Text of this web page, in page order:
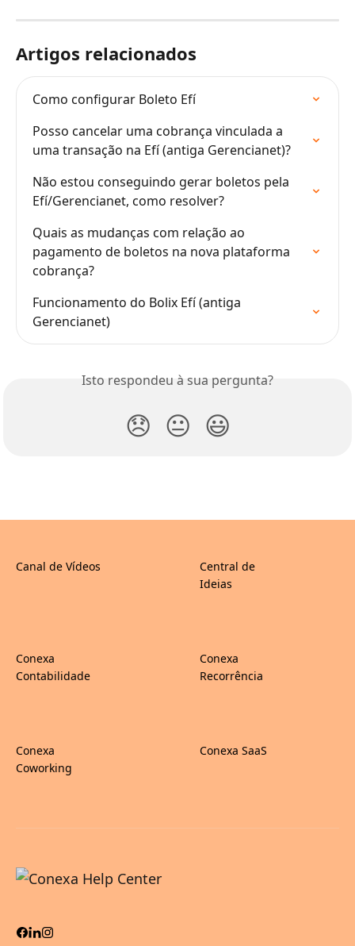
Artigos relacionados
Como configurar Boleto Efí
Posso cancelar uma cobrança vinculada a
uma transação na Efí (antiga Gerencianet)?
Não estou conseguindo gerar boletos pela
Efí/Gerencianet, como resolver?
Quais as mudanças com relação ao
pagamento de boletos na nova plataforma
cobrança?
Funcionamento do Bolix Efí (antiga
Gerencianet)
Isto respondeu à sua pergunta?
😞 😐 😃
Canal de Vídeos
Central de
Ideias
Conexa
Contabilidade
Conexa
Recorrência
Conexa
Coworking
Conexa SaaS